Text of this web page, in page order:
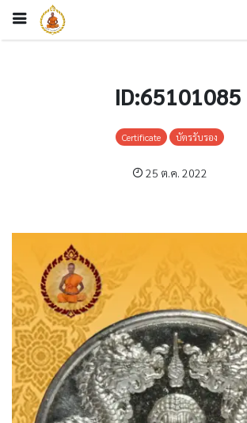
ID:65101085
Certificate บัตรรับรอง
25 ต.ค. 2022